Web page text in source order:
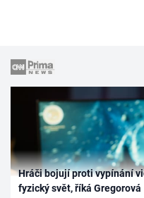
Hráči bojují proti vypínání
fyzický svět, říká Gregorová